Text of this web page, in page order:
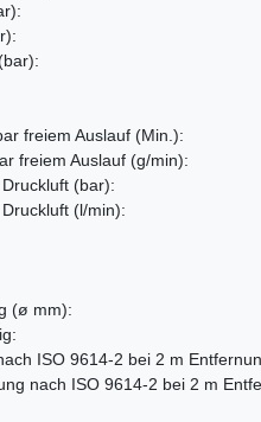
:
:
:
freiem Auslauf (Min.):
freiem Auslauf (g/min):
(bar):
(l/min):
(ø mm):
ISO 9614-2 bei 2 m
nach ISO 9614-2 bei 2 m